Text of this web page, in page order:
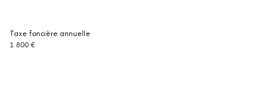
piscinable
Taxe foncière annuelle
1 800 €